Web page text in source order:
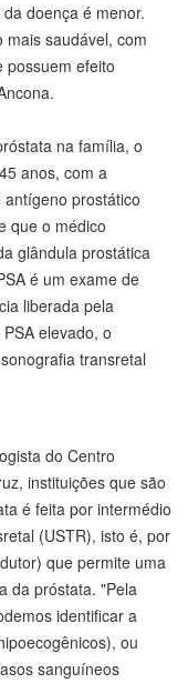
doença é menor.
mais saudável, com
possuem efeito
na família, o
anos, com a
prostático
que o médico
glândula prostática
é um exame de
liberada pela
elevado, o
transretal
do Centro
instituições que são
é feita por intermédio
(USTR), isto é, por
que permite uma
da próstata. "Pela
identificar a
ou
sanguíneos